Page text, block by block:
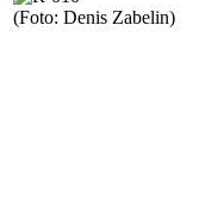
(Foto: Denis Zabelin)